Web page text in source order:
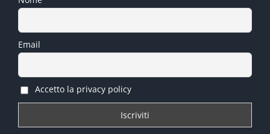
Email
Accetto la privacy policy